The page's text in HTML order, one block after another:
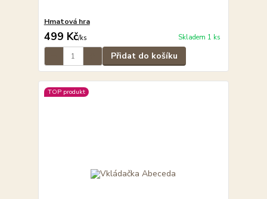
Hmatová hra
499 Kč/ks Skladem 1 ks
Přidat do košíku
TOP produkt